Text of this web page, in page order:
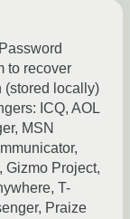
to recover
(stored locally)
ICQ, AOL
MSN
Gizmo Project,
T-
Praize